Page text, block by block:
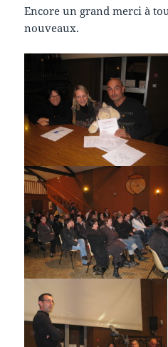
Encore un grand merci à
nouveaux.